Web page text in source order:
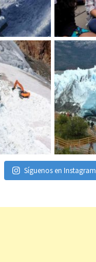
Síguenos en Instagram